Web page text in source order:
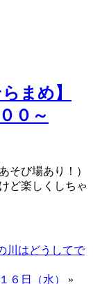
まめ】
０～
そび場あり！）
ど楽しくしちゃ
川はどうしてで
６日（水）
»